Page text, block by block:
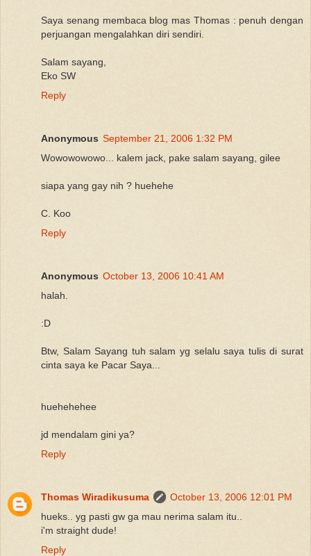
Saya senang membaca blog mas Thomas : penuh dengan
perjuangan mengalahkan diri sendiri.
Salam sayang,
Eko SW
Reply
Anonymous September 21, 2006 1:32 PM
Wowowowowo... kalem jack, pake salam sayang, gilee
siapa yang gay nih ? huehehe
C. Koo
Reply
Anonymous October 13, 2006 10:41 AM
halah.
:D
Btw, Salam Sayang tuh salam yg selalu saya tulis di surat
cinta saya ke Pacar Saya...
huehehehee
jd mendalam gini ya?
Reply
Thomas Wiradikusuma
October 13, 2006 12:01 PM
hueks.. yg pasti gw ga mau nerima salam itu..
i'm straight dude!
Reply